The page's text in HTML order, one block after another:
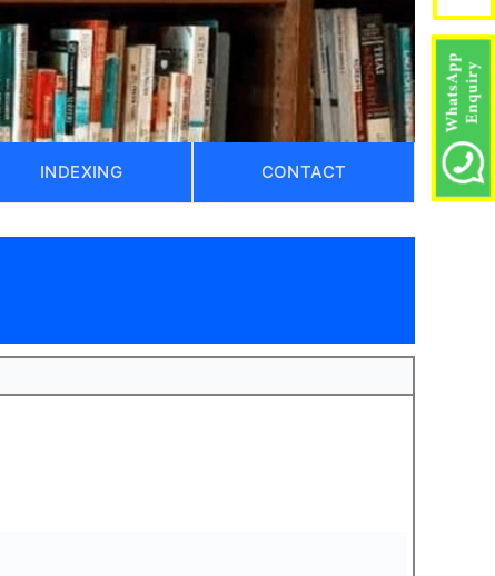
INDEXING CONTACT